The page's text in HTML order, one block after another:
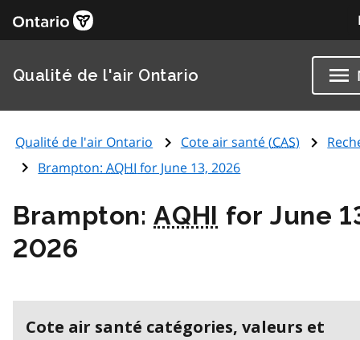
Qualité de l'air Ontario
Qualité de l'air Ontario Cote air santé (CAS)
Brampton:AQHI for June 13, 2026
Brampton:AQHI for June
2026
Cote air santé catégories, valeurs et